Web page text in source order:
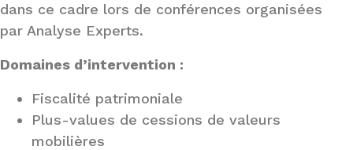
dans ce cadre lors de conférences organisées
par Analyse Experts.
Domaines d’intervention :
Fiscalité patrimoniale
Plus-values de cessions de valeurs
mobilières